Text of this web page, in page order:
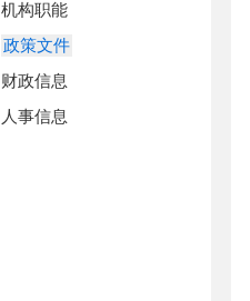
机构职能
政策文件
财政信息
人事信息